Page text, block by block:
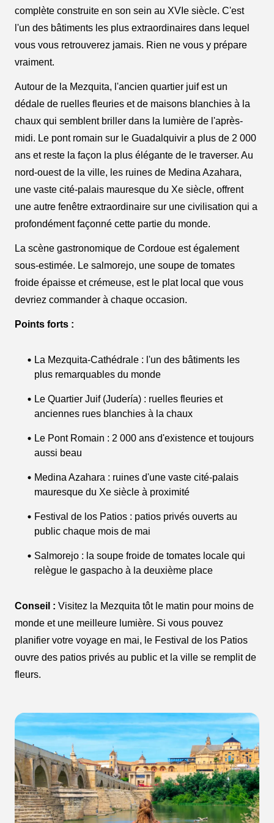
complète construite en son sein au XVIe siècle. C'est
l'un des bâtiments les plus extraordinaires dans lequel
vous vous retrouverez jamais. Rien ne vous y prépare
vraiment.
Autour de la Mezquita, l'ancien quartier juif est un
dédale de ruelles fleuries et de maisons blanchies à la
chaux qui semblent briller dans la lumière de l'après-
midi. Le pont romain sur le Guadalquivir a plus de 2 000
ans et reste la façon la plus élégante de le traverser. Au
nord-ouest de la ville, les ruines de Medina Azahara,
une vaste cité-palais mauresque du Xe siècle, offrent
une autre fenêtre extraordinaire sur une civilisation qui a
profondément façonné cette partie du monde.
La scène gastronomique de Cordoue est également
sous-estimée. Le salmorejo, une soupe de tomates
froide épaisse et crémeuse, est le plat local que vous
devriez commander à chaque occasion.
Points forts :
La Mezquita-Cathédrale : l'un des bâtiments les
plus remarquables du monde
Le Quartier Juif (Judería) : ruelles fleuries et
anciennes rues blanchies à la chaux
Le Pont Romain : 2 000 ans d'existence et toujours
aussi beau
Medina Azahara : ruines d'une vaste cité-palais
mauresque du Xe siècle à proximité
Festival de los Patios : patios privés ouverts au
public chaque mois de mai
Salmorejo : la soupe froide de tomates locale qui
relègue le gaspacho à la deuxième place
Conseil : Visitez la Mezquita tôt le matin pour moins de
monde et une meilleure lumière. Si vous pouvez
planifier votre voyage en mai, le Festival de los Patios
ouvre des patios privés au public et la ville se remplit de
fleurs.